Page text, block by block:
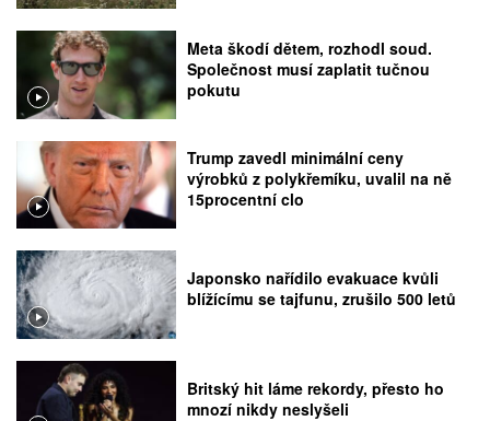
Meta škodí dětem, rozhodl soud.
Společnost musí zaplatit tučnou
pokutu
Trump zavedl minimální ceny
výrobků z polykřemíku, uvalil na ně
15procentní clo
Japonsko nařídilo evakuace kvůli
blížícímu se tajfunu, zrušilo 500 letů
Britský hit láme rekordy, přesto ho
mnozí nikdy neslyšeli